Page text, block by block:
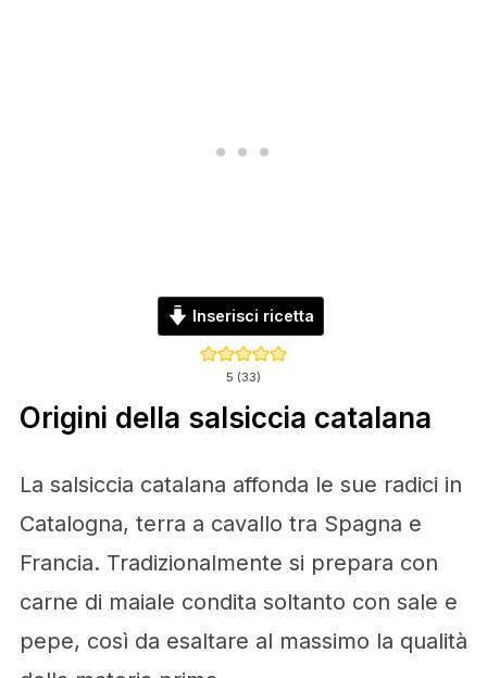
Inserisci ricetta
5 (33)
Origini della salsiccia catalana
La salsiccia catalana affonda le sue radici in
Catalogna, terra a cavallo tra Spagna e
Francia. Tradizionalmente si prepara con
carne di maiale condita soltanto con sale e
pepe, così da esaltare al massimo la qualità